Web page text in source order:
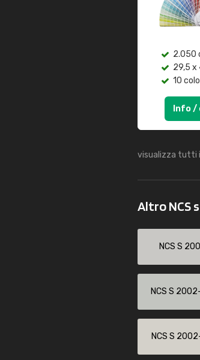
2.050
29,5 x
10
Info /
visualizza tutti
Altro NCS
NCS S
NCS S
NCS S